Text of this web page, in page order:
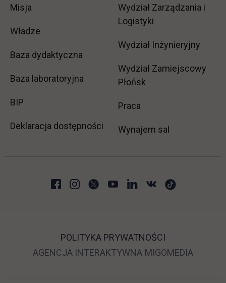
Misja
Władze
Baza dydaktyczna
Baza laboratoryjna
BIP link otwiera się w nowej karcie
Deklaracja dostępności
Wydział Zarządzania i
Logistyki
Wydział Inżynieryjny
Wydział Zamiejscowy
Płońsk
Praca
Wynajem sal
POLITYKA PRYWATNOŚCI
AGENCJA INTERAKTYWNA LINK OTWIERA SIĘ
MIGOMEDIA